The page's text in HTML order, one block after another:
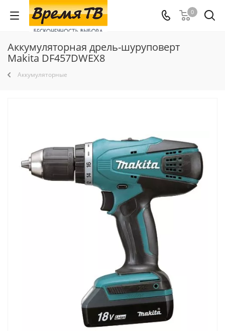
0
Аккумуляторная дрель-шуруповерт
Makita DF457DWEX8
Аккумуляторные